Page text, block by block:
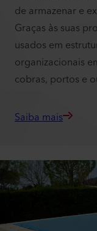
de armazenar e
Graças às suas
usados em
organizacionais
cobras, portos e
Saiba mais